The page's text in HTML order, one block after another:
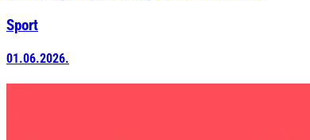
Sport
01.06.2026.